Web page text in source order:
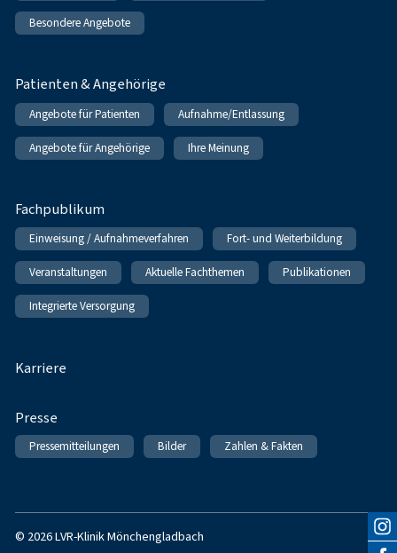
Besondere Angebote
Patienten & Angehörige
Angebote für Patienten Aufnahme/Entlassung
Angebote für Angehörige Ihre Meinung
Fachpublikum
Einweisung / Aufnahmeverfahren Fort- und Weiterbildung
Veranstaltungen Aktuelle Fachthemen Publikationen
Integrierte Versorgung
Karriere
Presse
Pressemitteilungen Bilder Zahlen & Fakten
© 2026 LVR-Klinik Mönchengladbach